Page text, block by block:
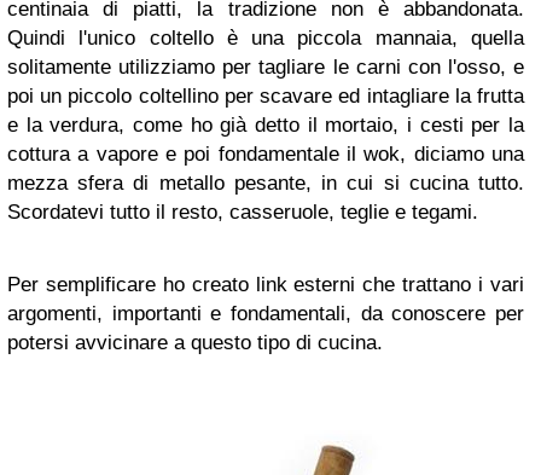
centinaia di piatti, la tradizione non è abbandonata.
Quindi l'unico coltello è una piccola mannaia, quella
solitamente utilizziamo per tagliare le carni con l'osso, e
poi un piccolo coltellino per scavare ed intagliare la frutta
e la verdura, come ho già detto il mortaio, i cesti per la
cottura a vapore e poi fondamentale il wok, diciamo una
mezza sfera di metallo pesante, in cui si cucina tutto.
Scordatevi tutto il resto, casseruole, teglie e tegami.
Per semplificare ho creato link esterni che trattano i vari
argomenti, importanti e fondamentali, da conoscere per
potersi avvicinare a questo tipo di cucina.